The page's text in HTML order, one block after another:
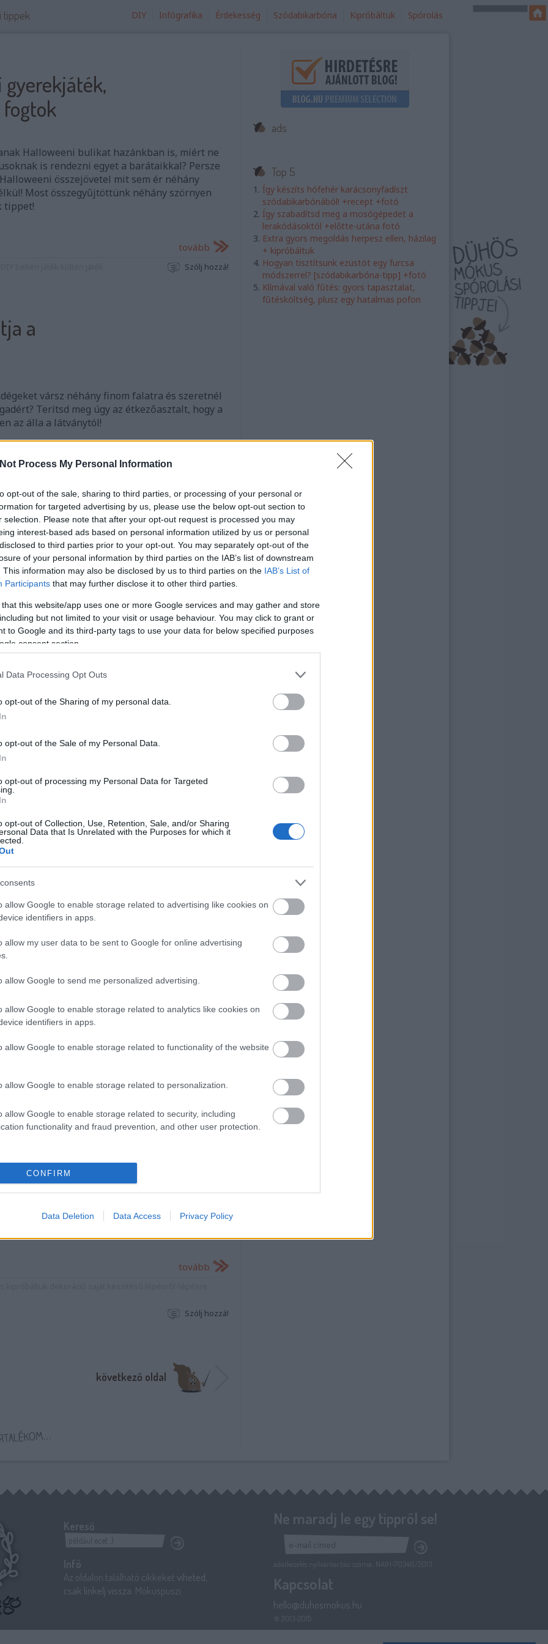
Process My Personal Information
opt-out of the sale, sharing to third parties, or processing of your personal or
for targeted advertising by us, please use the below opt-out section to
selection. Please note that after your opt-out request is processed you may
interest-based ads based on personal information utilized by us or personal
to third parties prior to your opt-out. You may separately opt-out of the
of your personal information by third parties on the IAB’s list of downstream
This information may also be disclosed by us to third parties on the IAB’s List of
Participants that may further disclose it to other third parties.
that this website/app uses one or more Google services and may gather and store
but not limited to your visit or usage behaviour. You may click to grant or
to Google and its third-party tags to use your data for below specified purposes
consent section.
Data Processing Opt Outs
opt-out of the Sharing of my personal data.
opt-out of the Sale of my Personal Data.
opt-out of processing my Personal Data for Targeted
opt-out of Collection, Use, Retention, Sale, and/or Sharing
Data that Is Unrelated with the Purposes for which it
allow Google to enable storage related to advertising like cookies on
identifiers in apps.
allow my user data to be sent to Google for online advertising
allow Google to send me personalized advertising.
allow Google to enable storage related to analytics like cookies on
identifiers in apps.
allow Google to enable storage related to functionality of the website
allow Google to enable storage related to personalization.
allow Google to enable storage related to security, including
functionality and fraud prevention, and other user protection.
CONFIRM
Data Deletion Data Access Privacy Policy
tippek DIY Infógrafika Érdekesség Szódabikarbóna Kipróbáltuk Spórolás
Halloweeni bulikat hazánkban is, miért ne
is rendezni egyet a barátaikkal? Persze
összejövetel mit sem ér néhány
Most összegyűjtöttünk néhány szörnyen
tippet!
tovább
Szólj hozzá!
a
vársz néhány finom falatra és szeretnél
Terítsd meg úgy az étkezőasztalt, hogy a
az álla a látványtól!
Szólj hozzá!
halloweeni
népszerűbb a halloweeni tökfaragás, és az
is évről-évre nagyobb teret hódítanak.
halloween alkalmából. Most ilyen
a buli
elsősorban az angolszász területeken terjedt
tartjuk mi is. Mi mókusok, mindenképp! :)
felkiáltással édességet gyűjtenek, a felnőttek
mulatnak. Mi…
varrás DIY
- Neked
szellemek, boszorkák, szörnyek
rajzolsz? Eljött a te időd! Akár a lepedőbe
vagy cuki denevérdekorációért, akár a
tovább
Szólj hozzá!
következő oldal
ads
Top 5
Így készíts hófehér karácsonyfadíszt
szódabikarbónából! +recept +fotó
Így szabadítsd meg a mosógépedet a
lerakódásoktól +előtte-utána fotó
Extra gyors megoldás herpesz ellen, házilag
+ kipróbáltuk
Hogyan tisztítsunk ezüstöt egy furcsa
módszerrel? [szódabikarbóna-tipp] +fotó
Klímával való fűtés: gyors tapasztalat,
fűtésköltség, plusz egy hatalmas pofon
Kereső
Infó
Az oldalon található cikkeket viheted,
csak linkelj vissza . Mókuspuszi.
Ne maradj le egy tippről se!
adatkezelés nyilvántartási száma: NAIH-70346/2013
Kapcsolat
hello@duhosmokus.hu
© 2013-2015